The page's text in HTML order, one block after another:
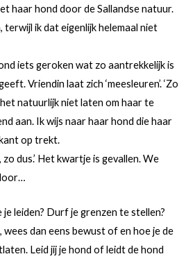
haar hond door de Sallandse natuur.
terwijl ik dat eigenlijk helemaal niet
iets geroken wat zo aantrekkelijk is
Vriendin laat zich ‘meesleuren’. ‘Zo
het natuurlijk niet laten om haar te
aan. Ik wijs naar haar hond die haar
op trekt.
zo dus.’ Het kwartje is gevallen. We
je leiden? Durf je grenzen te stellen?
dan eens bewust of en hoe je de
Leid jij je hond of leidt de hond